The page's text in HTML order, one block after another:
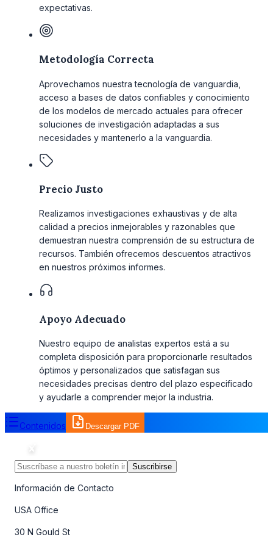
expectativas.
Metodología Correcta
Aprovechamos nuestra tecnología de vanguardia,
acceso a bases de datos confiables y conocimiento
de los modelos de mercado actuales para ofrecer
soluciones de investigación adaptadas a sus
necesidades y mantenerlo a la vanguardia.
Precio Justo
Realizamos investigaciones exhaustivas y de alta
calidad a precios inmejorables y razonables que
demuestran nuestra comprensión de su estructura de
recursos. También ofrecemos descuentos atractivos
en nuestros próximos informes.
Apoyo Adecuado
Nuestro equipo de analistas expertos está a su
completa disposición para proporcionarle resultados
óptimos y personalizados que satisfagan sus
necesidades precisas dentro del plazo especificado
y ayudarle a comprender mejor la industria.
Contenidos Descargar PDF
Suscribirse
Información de Contacto
USA Office
30 N Gould St